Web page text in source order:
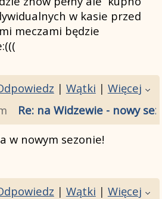
w kasie przed
meczami będzie
| Wątki | Więcej
Re: na Widzewie - nowy
w nowym sezonie!
| Wątki | Więcej